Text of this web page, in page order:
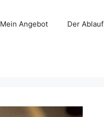
Mein Angebot Der Ablauf